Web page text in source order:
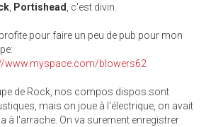
Portishead , c'est divin.
pour faire un peu de pub pour mon
www.myspace.com/blowers62
de Rock, nos compos dispos sont
mais on joue à l'électrique, on avait
à l'arrache. On va surement enregistrer